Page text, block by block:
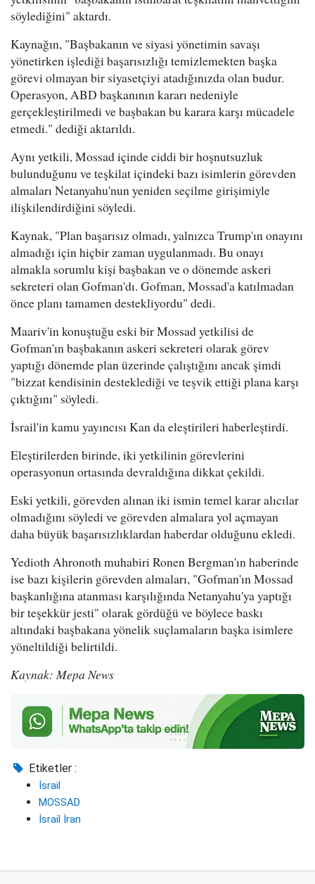
söylediğini" aktardı.
Kaynağın, "Başbakanın ve siyasi yönetimin savaşı
yönetirken işlediği başarısızlığı temizlemekten başka
görevi olmayan bir siyasetçiyi atadığınızda olan budur.
Operasyon, ABD başkanının kararı nedeniyle
gerçekleştirilmedi ve başbakan bu karara karşı mücadele
etmedi." dediği aktarıldı.
Aynı yetkili, Mossad içinde ciddi bir hoşnutsuzluk
bulunduğunu ve teşkilat içindeki bazı isimlerin görevden
almaları Netanyahu'nun yeniden seçilme girişimiyle
ilişkilendirdiğini söyledi.
Kaynak, "Plan başarısız olmadı, yalnızca Trump'ın onayını
almadığı için hiçbir zaman uygulanmadı. Bu onayı
almakla sorumlu kişi başbakan ve o dönemde askeri
sekreteri olan Gofman'dı. Gofman, Mossad'a katılmadan
önce planı tamamen destekliyordu" dedi.
Maariv'in konuştuğu eski bir Mossad yetkilisi de
Gofman'ın başbakanın askeri sekreteri olarak görev
yaptığı dönemde plan üzerinde çalıştığını ancak şimdi
"bizzat kendisinin desteklediği ve teşvik ettiği plana karşı
çıktığını" söyledi.
İsrail'in kamu yayıncısı Kan da eleştirileri haberleştirdi.
Eleştirilerden birinde, iki yetkilinin görevlerini
operasyonun ortasında devraldığına dikkat çekildi.
Eski yetkili, görevden alınan iki ismin temel karar alıcılar
olmadığını söyledi ve görevden almalara yol açmayan
daha büyük başarısızlıklardan haberdar olduğunu ekledi.
Yedioth Ahronoth muhabiri Ronen Bergman'ın haberinde
ise bazı kişilerin görevden almaları, "Gofman'ın Mossad
başkanlığına atanması karşılığında Netanyahu'ya yaptığı
bir teşekkür jesti" olarak gördüğü ve böylece baskı
altındaki başbakana yönelik suçlamaların başka isimlere
yöneltildiği belirtildi.
Kaynak: Mepa News
Etiketler :
İsrail
MOSSAD
İsrail İran